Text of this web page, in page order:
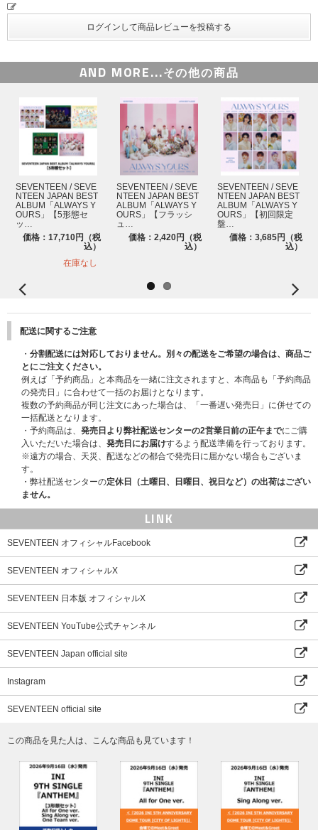
※商品が届かない、受け取れない等の理由を含め、いかなる場合も上記応募
期間以外はご応募いただけません。あらかじめご了承ください。
※必ず、お届け予定日と応募スケジュールをご自身でご確認の上、ご注文く
その他詳細は下記よりご確認ください。
20 -Japanese ver.-
Oh My! -Japanese ver.-
Healing -Japanese ver.-
07. Good to Me -Japanese ver.-
Smile Flower -Japanese ver.-
09. Pinwheel -Japanese ver.-
10. 247 -Japanese ver.-
11. Chilli -Japanese ver.-
12. Together -Japanese ver.-
Run to You -Japanese ver.-
HOME;RUN -Japanese ver.-
16. Snap Shoot -Japanese ver.-
Rock with you -Japanese ver.-
18. All My Love -Japanese ver.-
AND MORE...その他の商品
SEVENTEEN / SEVE
NTEEN JAPAN BEST
ALBUM「ALWAYS Y
OURS」【5形態セ
ッ…
価格：17,710円（税
込）
在庫なし
SEVENTEEN / SEVE
NTEEN JAPAN BEST
ALBUM「ALWAYS Y
OURS」【フラッシ
ュ…
価格：2,420円（税
込）
SEVENTEEN / SEVE
NTEEN JAPAN BEST
ALBUM「ALWAYS Y
OURS」【初回限定
盤…
価格：3,685円（税
込）
配送に関するご注意
・ 分割配送には対応しておりません。別々の配送をご希望の場合は、商品ご
とにご注文ください。
例えば「予約商品」と本商品を一緒に注文されますと、本商品も「予約商品
の発売日」に合わせて一括のお届けとなります。
複数の予約商品が同じ注文にあった場合は、「一番遅い発売日」に併せての
一括配送となります。
・予約商品は、 発売日より弊社配送センターの2営業日前の正午までにご購
入いただいた場合は、 発売日にお届けするよう配送準備を行っております。
※遠方の場合、天災、配送などの都合で発売日に届かない場合もございま
す。
・弊社配送センターの定休日（土曜日、日曜日、祝日など）の出荷はござい
ません。
LINK
SEVENTEEN オフィシャルFacebook
SEVENTEEN オフィシャルX
SEVENTEEN 日本版 オフィシャルX
SEVENTEEN YouTube公式チャンネル
SEVENTEEN Japan official site
Instagram
SEVENTEEN official site
この商品を見た人は、こんな商品も見ています！